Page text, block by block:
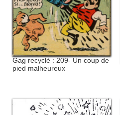
Gag recyclé : 209- Un coup de
pied malheureux